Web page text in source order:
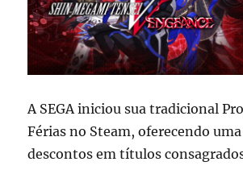
A SEGA iniciou sua tradicional
Férias no Steam, oferecendo
descontos em títulos